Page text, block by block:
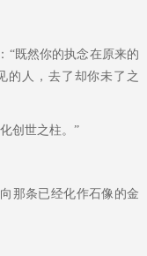
“既然你的执念在原来的
的人，去了却你未了之
创世之柱。”
那条已经化作石像的金